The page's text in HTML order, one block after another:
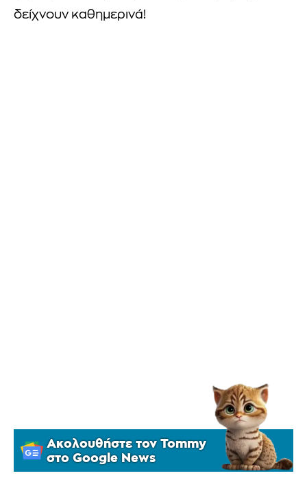
δείχνουν καθημερινά!
Ακολουθήστε τον Tommy
στο Google News